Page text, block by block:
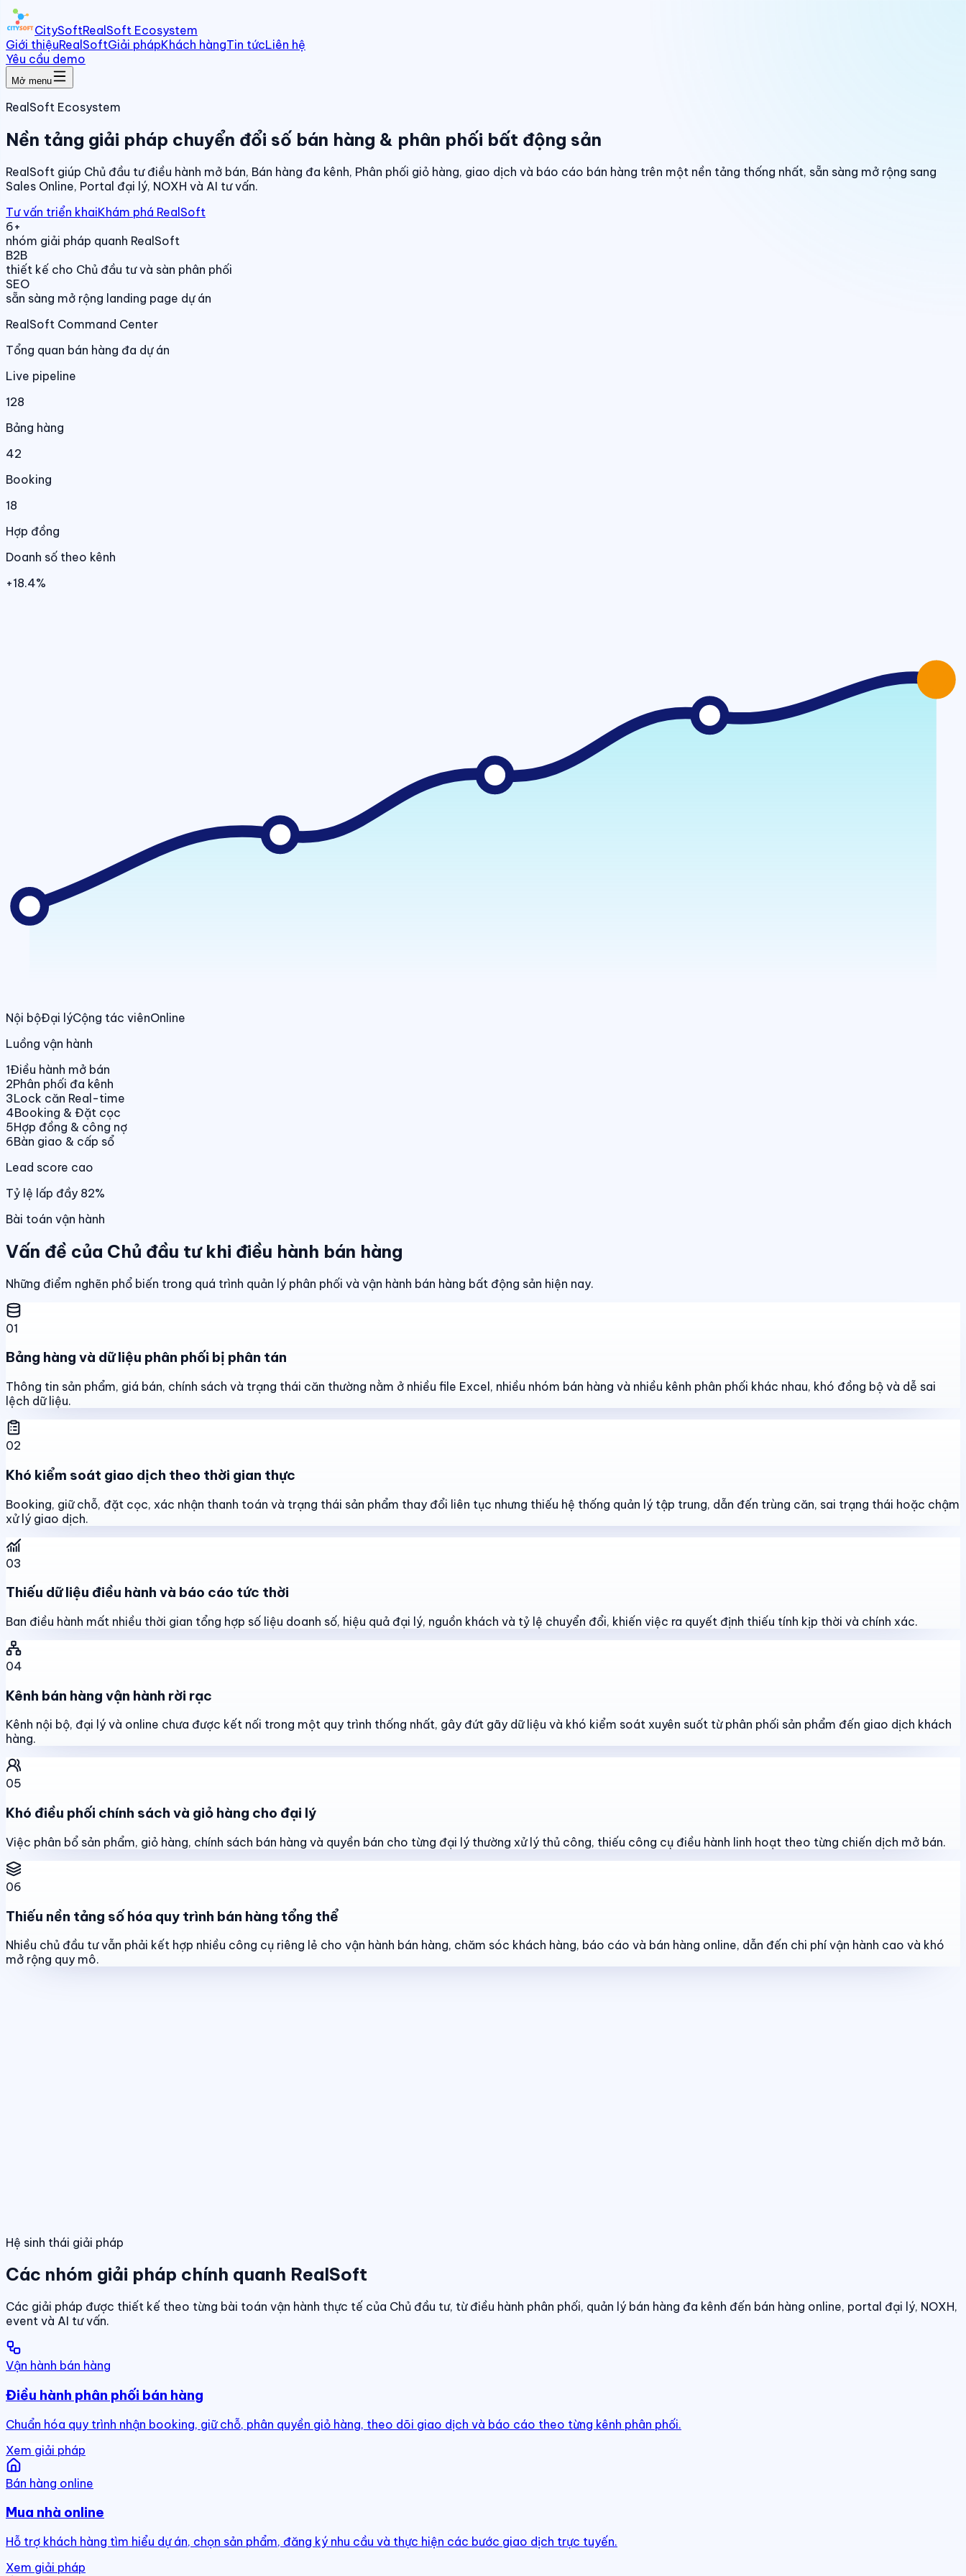
CitySoftRealSoft Ecosystem
Giới thiệuRealSoftGiải phápKhách hàngTin tứcLiên hệ
Yêu cầu demo
Mở menu
RealSoft Ecosystem
Nền tảng giải pháp chuyển đổi số bán hàng & phân phối bất động sản
RealSoft giúp Chủ đầu tư điều hành mở bán, Bán hàng đa kênh, Phân phối giỏ hàng, giao dịch và báo cáo bán hàng trên một nền tảng thống nhất, sẵn sàng mở rộng sang
Sales Online, Portal đại lý, NOXH và AI tư vấn.
Tư vấn triển khaiKhám phá RealSoft
6+
nhóm giải pháp quanh RealSoft
B2B
thiết kế cho Chủ đầu tư và sàn phân phối
SEO
sẵn sàng mở rộng landing page dự án
RealSoft Command Center
Tổng quan bán hàng đa dự án
Live pipeline
128
Bảng hàng
42
Booking
18
Hợp đồng
Doanh số theo kênh
+18.4%
Nội bộĐại lýCộng tác viênOnline
Luồng vận hành
1Điều hành mở bán
2Phân phối đa kênh
3Lock căn Real-time
4Booking & Đặt cọc
5Hợp đồng & công nợ
6Bàn giao & cấp sổ
Lead score cao
Tỷ lệ lấp đầy 82%
Bài toán vận hành
Vấn đề của Chủ đầu tư khi điều hành bán hàng
Những điểm nghẽn phổ biến trong quá trình quản lý phân phối và vận hành bán hàng bất động sản hiện nay.
01
Bảng hàng và dữ liệu phân phối bị phân tán
Thông tin sản phẩm, giá bán, chính sách và trạng thái căn thường nằm ở nhiều file Excel, nhiều nhóm bán hàng và nhiều kênh phân phối khác nhau, khó đồng bộ và dễ sai
lệch dữ liệu.
02
Khó kiểm soát giao dịch theo thời gian thực
Booking, giữ chỗ, đặt cọc, xác nhận thanh toán và trạng thái sản phẩm thay đổi liên tục nhưng thiếu hệ thống quản lý tập trung, dẫn đến trùng căn, sai trạng thái hoặc chậm
xử lý giao dịch.
03
Thiếu dữ liệu điều hành và báo cáo tức thời
Ban điều hành mất nhiều thời gian tổng hợp số liệu doanh số, hiệu quả đại lý, nguồn khách và tỷ lệ chuyển đổi, khiến việc ra quyết định thiếu tính kịp thời và chính xác.
04
Kênh bán hàng vận hành rời rạc
Kênh nội bộ, đại lý và online chưa được kết nối trong một quy trình thống nhất, gây đứt gãy dữ liệu và khó kiểm soát xuyên suốt từ phân phối sản phẩm đến giao dịch khách
hàng.
05
Khó điều phối chính sách và giỏ hàng cho đại lý
Việc phân bổ sản phẩm, giỏ hàng, chính sách bán hàng và quyền bán cho từng đại lý thường xử lý thủ công, thiếu công cụ điều hành linh hoạt theo từng chiến dịch mở bán.
06
Thiếu nền tảng số hóa quy trình bán hàng tổng thể
Nhiều chủ đầu tư vẫn phải kết hợp nhiều công cụ riêng lẻ cho vận hành bán hàng, chăm sóc khách hàng, báo cáo và bán hàng online, dẫn đến chi phí vận hành cao và khó
mở rộng quy mô.
Hệ sinh thái giải pháp
Các nhóm giải pháp chính quanh RealSoft
Các giải pháp được thiết kế theo từng bài toán vận hành thực tế của Chủ đầu tư, từ điều hành phân phối, quản lý bán hàng đa kênh đến bán hàng online, portal đại lý, NOXH,
event và AI tư vấn.
Vận hành bán hàng
Điều hành phân phối bán hàng
Chuẩn hóa quy trình nhận booking, giữ chỗ, phân quyền giỏ hàng, theo dõi giao dịch và báo cáo theo từng kênh phân phối.
Xem giải pháp
Bán hàng online
Mua nhà online
Hỗ trợ khách hàng tìm hiểu dự án, chọn sản phẩm, đăng ký nhu cầu và thực hiện các bước giao dịch trực tuyến.
Xem giải pháp